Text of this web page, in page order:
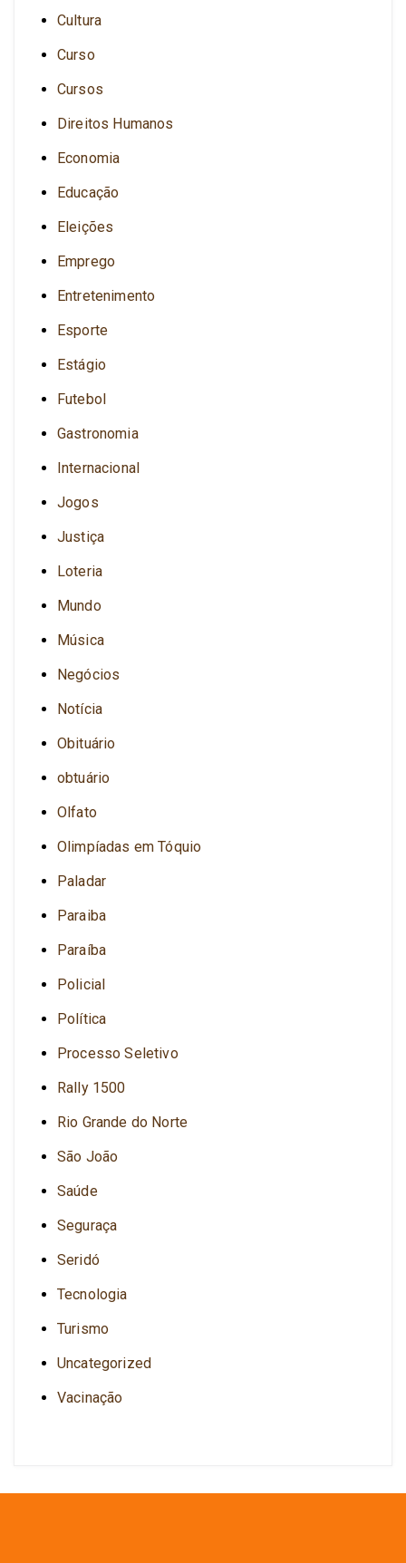
Cultura
Curso
Cursos
Direitos Humanos
Economia
Educação
Eleições
Emprego
Entretenimento
Esporte
Estágio
Futebol
Gastronomia
Internacional
Jogos
Justiça
Loteria
Mundo
Música
Negócios
Notícia
Obituário
obtuário
Olfato
Olimpíadas em Tóquio
Paladar
Paraiba
Paraíba
Policial
Política
Processo Seletivo
Rally 1500
Rio Grande do Norte
São João
Saúde
Seguraça
Seridó
Tecnologia
Turismo
Uncategorized
Vacinação